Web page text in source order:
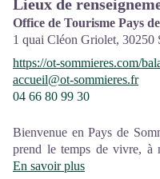
Lieux de
Office de Tourisme Pays
1 quai Cléon Griolet, 30250
https://ot-sommieres.com/
accueil@ot-sommieres.fr
04 66 80 99 30
Bienvenue en Pays de
prend le temps de vivre, à
Cévennes.
En savoir plus